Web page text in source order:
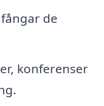
de
konferenser